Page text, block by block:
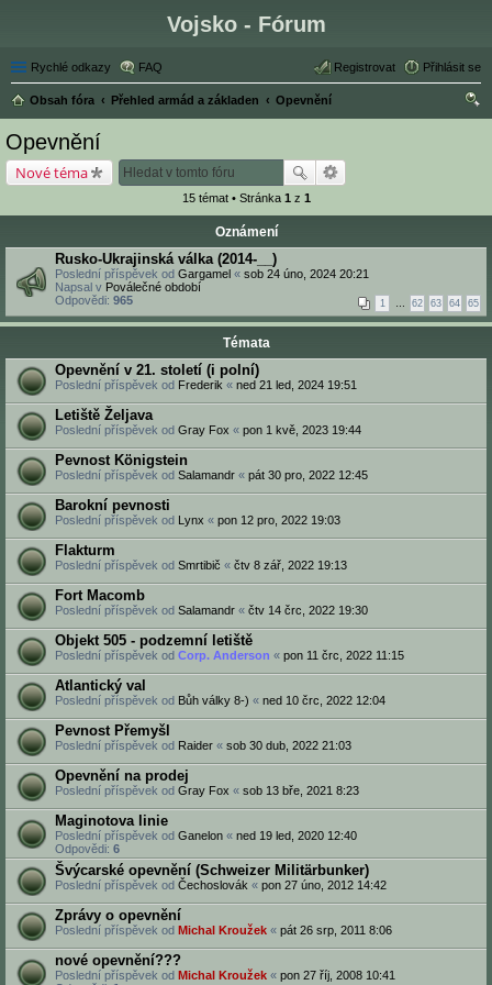
Vojsko - Fórum
Rychlé odkazy FAQ Přihlásit se
Registrovat
Obsah fóra Přehled armád a základen
Opevnění
Opevnění
Nové téma
15 témat • Stránka 1 z 1
Oznámení
Rusko-Ukrajinská válka (2014-__)
Poslední příspěvek od Gargamel « sob 24 úno, 2024 20:21
Napsal v Poválečné období
Odpovědi: 965 1 … 62 63 64 65
Témata
Opevnění v 21. století (i polní)
Poslední příspěvek od Frederik « ned 21 led, 2024 19:51
Letiště Željava
Poslední příspěvek od Gray Fox « pon 1 kvě, 2023 19:44
Pevnost Königstein
Poslední příspěvek od Salamandr « pát 30 pro, 2022 12:45
Barokní pevnosti
Poslední příspěvek od Lynx « pon 12 pro, 2022 19:03
Flakturm
Poslední příspěvek od Smrtibič « čtv 8 zář, 2022 19:13
Fort Macomb
Poslední příspěvek od Salamandr « čtv 14 črc, 2022 19:30
Objekt 505 - podzemní letiště
Poslední příspěvek od Corp. Anderson « pon 11 črc, 2022 11:15
Atlantický val
Poslední příspěvek od Bůh války 8-) « ned 10 črc, 2022 12:04
Pevnost Přemyšl
Poslední příspěvek od Raider « sob 30 dub, 2022 21:03
Opevnění na prodej
Poslední příspěvek od Gray Fox « sob 13 bře, 2021 8:23
Maginotova linie
Poslední příspěvek od Ganelon « ned 19 led, 2020 12:40
Odpovědi: 6
Švýcarské opevnění (Schweizer Militärbunker)
Poslední příspěvek od Čechoslovák « pon 27 úno, 2012 14:42
Zprávy o opevnění
Poslední příspěvek od Michal Kroužek « pát 26 srp, 2011 8:06
nové opevnění???
Poslední příspěvek od Michal Kroužek « pon 27 říj, 2008 10:41